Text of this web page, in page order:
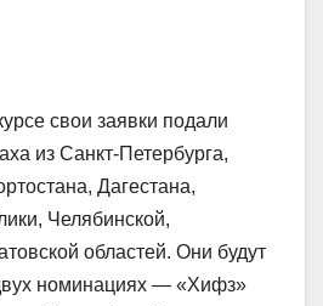
свои заявки подали
из Санкт-Петербурга,
Дагестана,
Челябинской,
областей. Они будут
номинациях — «Хифз»